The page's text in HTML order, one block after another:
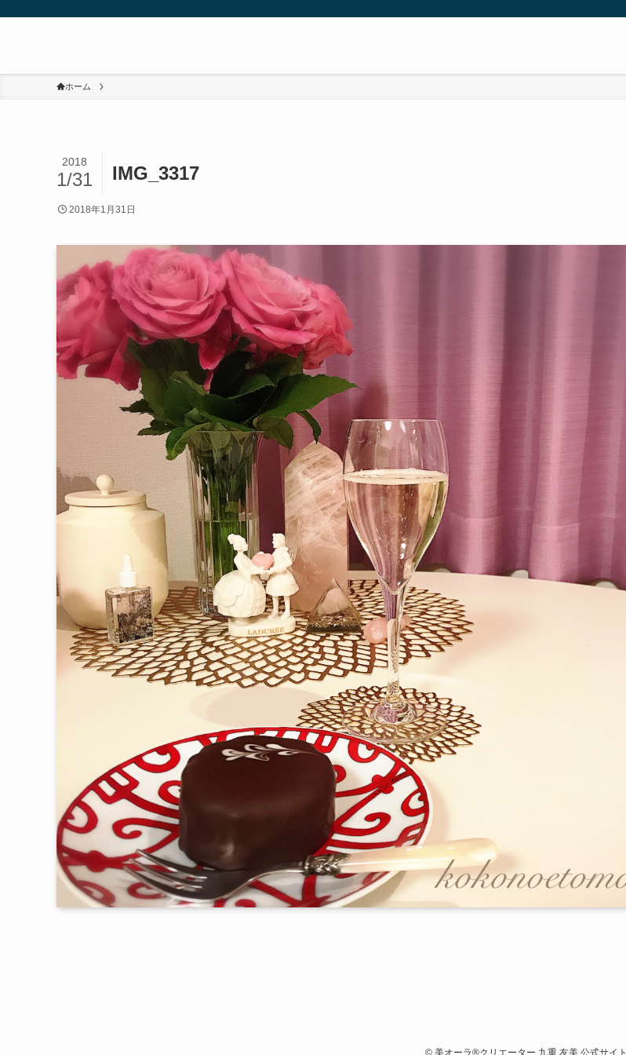
ホーム
IMG_3317
2018
1/31
2018年1月31日
©美オーラ®クリエーター 九重 友美 公式サイト.